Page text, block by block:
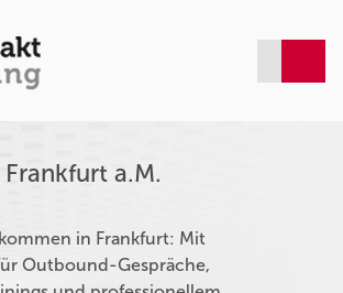
a.M.
in Frankfurt: Mit
Outbound-Gespräche,